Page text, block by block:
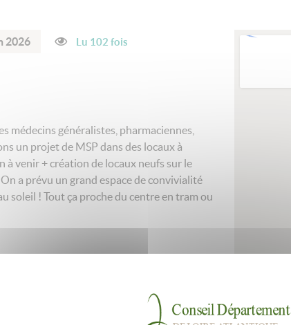
2026 Lu 102 fois
médecins généralistes, pharmaciennes,
un projet de MSP dans des locaux à
venir + création de locaux neufs sur le
a prévu un grand espace de convivialité
soleil ! Tout ça proche du centre en tram ou
pour nous rejoindre et développer
les plans pour avoir des bureaux de
neuf, c’est en cours donc possibilité
nous rejoignez dès maintenant (il y a de la